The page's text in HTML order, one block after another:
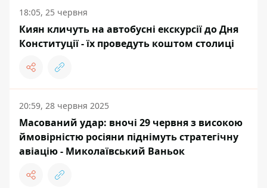
18:05, 25 червня
Киян кличуть на автобусні екскурсії до Дня
Конституції - їх проведуть коштом столиці
20:59, 28 червня 2025
Масований удар: вночі 29 червня з високою
ймовірністю росіяни піднімуть стратегічну
авіацію - Миколаївський Ваньок